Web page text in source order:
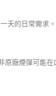
的日常需求
廠煙彈可能